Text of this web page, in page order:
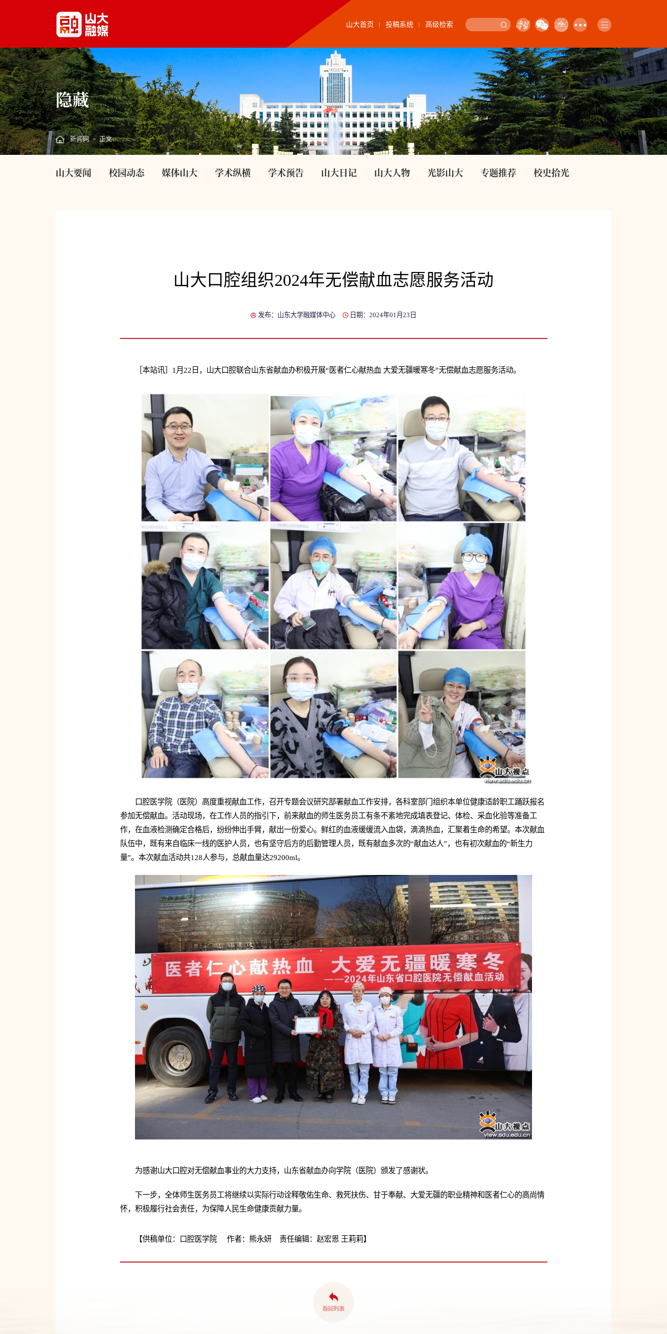
山大首页 投稿系统 高级检索
隐藏
新闻网 > 正文
山大要闻 校园动态 媒体山大 学术纵横 学术预告 山大日记 山大人物 光影山大 专题推荐 校史拾光
山大口腔组织2024年无偿献血志愿服务活动
发布：山东大学融媒体中心 日期：2024年01月23日
［本站讯］1月22日，山大口腔联合山东省献血办积极开展“医者仁心献热血 大爱无疆暖寒冬”无偿献血志愿服务活动。
口腔医学院（医院）高度重视献血工作，召开专题会议研究部署献血工作安排，各科室部门组织本单位健康适龄职工踊跃报名
参加无偿献血。活动现场，在工作人员的指引下，前来献血的师生医务员工有条不紊地完成填表登记、体检、采血化验等准备工
作，在血液检测确定合格后，纷纷伸出手臂，献出一份爱心。鲜红的血液缓缓流入血袋，滴滴热血，汇聚着生命的希望。本次献血
队伍中，既有来自临床一线的医护人员，也有坚守后方的后勤管理人员，既有献血多次的“献血达人”，也有初次献血的“新生力
量”。本次献血活动共128人参与，总献血量达29200ml。
为感谢山大口腔对无偿献血事业的大力支持，山东省献血办向学院（医院）颁发了感谢状。
下一步，全体师生医务员工将继续以实际行动诠释敬佑生命、救死扶伤、甘于奉献、大爱无疆的职业精神和医者仁心的高尚情
怀，积极履行社会责任，为保障人民生命健康贡献力量。
【供稿单位：口腔医学院 作者：熊永妍 责任编辑：赵宏恩 王莉莉】